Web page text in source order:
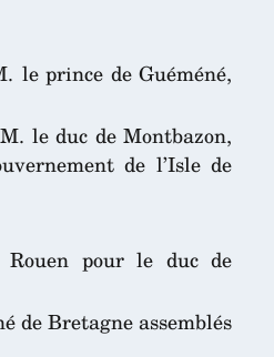
le prince de Guéméné,
le duc de Montbazon,
de l’Isle de
pour le duc de
de Bretagne assemblés